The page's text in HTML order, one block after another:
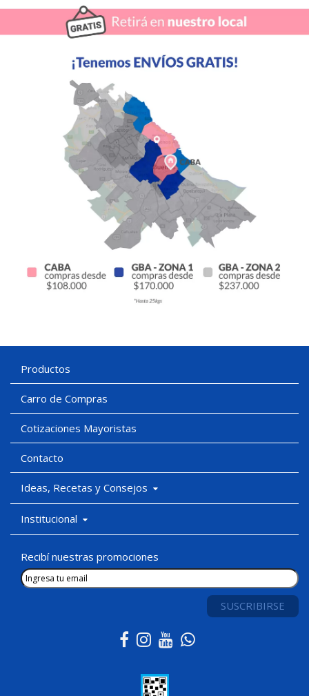
Productos
Carro de Compras
Cotizaciones Mayoristas
Contacto
Ideas, Recetas y Consejos
Institucional
Recibí nuestras promociones